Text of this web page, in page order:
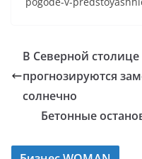
В Северной
прогнозируются
солнечно
Бетонные